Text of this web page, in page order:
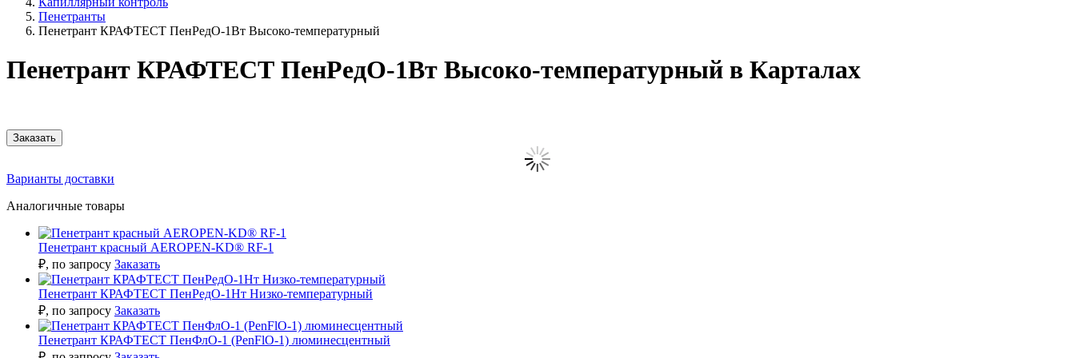
Пенетранты
Пенетрант КРАФТЕСТ ПенРедО-1Вт Высоко-температурный
Пенетрант КРАФТЕСТ ПенРедО-1Вт Высоко-температурный в Карталах
Заказать
Варианты доставки
Аналогичные товары
Пенетрант красный AEROPEN-KD® RF-1
₽, по запросу Заказать
Пенетрант КРАФТЕСТ ПенРедО-1Нт Низко-температурный
₽, по запросу Заказать
Пенетрант КРАФТЕСТ ПенФлО-1 (PenFlO-1) люминесцентный